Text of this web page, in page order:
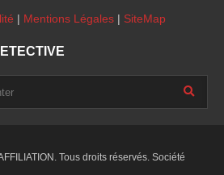
| Mentions Légales | SiteMap
Tous droits réservés. Société